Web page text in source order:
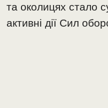
та околицях стало
активні дії Сил